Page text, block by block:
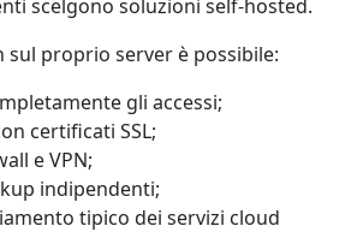
scelgono soluzioni self-hosted.
sul proprio server è possibile:
gli accessi;
certificati SSL;
e VPN;
indipendenti;
tipico dei servizi cloud